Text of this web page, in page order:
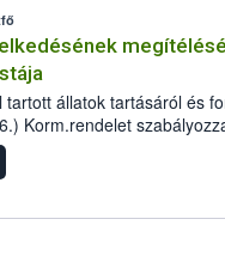
tartott állatok tartásáról és
Korm.rendelet
veszélye
valamint a veszélyes